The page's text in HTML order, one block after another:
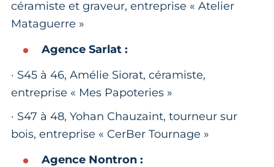
céramiste et graveur, entreprise « Atelier
Mataguerre »
Agence Sarlat :
· S45 à 46, Amélie Siorat, céramiste,
entreprise « Mes Papoteries »
· S47 à 48, Yohan Chauzaint, tourneur sur
bois, entreprise « CerBer Tournage »
Agence Nontron :